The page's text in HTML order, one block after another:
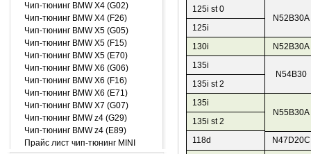
Чип-тюнинг BMW X4 (G02)
Чип-тюнинг BMW X4 (F26)
Чип-тюнинг BMW X5 (G05)
Чип-тюнинг BMW X5 (F15)
Чип-тюнинг BMW X5 (E70)
Чип-тюнинг BMW X6 (G06)
Чип-тюнинг BMW X6 (F16)
Чип-тюнинг BMW X6 (E71)
Чип-тюнинг BMW X7 (G07)
Чип-тюнинг BMW z4 (G29)
Чип-тюнинг BMW z4 (E89)
Прайс лист чип-тюнинг MINI
125i st 0
N52B30A
125i
130i
N52B30A
135i
N54B30
135i st 2
135i
N55B30A
135i st 2
118d
N47D20C